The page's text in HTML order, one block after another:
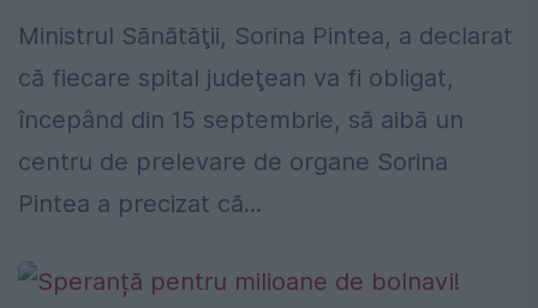
Ministrul Sănătăţii, Sorina Pintea, a declarat
că fiecare spital judeţean va fi obligat,
începând din 15 septembrie, să aibă un
centru de prelevare de organe Sorina
Pintea a precizat că...